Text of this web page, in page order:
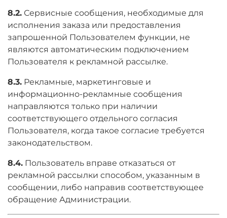
8.2. Сервисные сообщения, необходимые для
исполнения заказа или предоставления
запрошенной Пользователем функции, не
являются автоматическим подключением
Пользователя к рекламной рассылке.
8.3. Рекламные, маркетинговые и
информационно-рекламные сообщения
направляются только при наличии
соответствующего отдельного согласия
Пользователя, когда такое согласие требуется
законодательством.
8.4. Пользователь вправе отказаться от
рекламной рассылки способом, указанным в
сообщении, либо направив соответствующее
обращение Администрации.